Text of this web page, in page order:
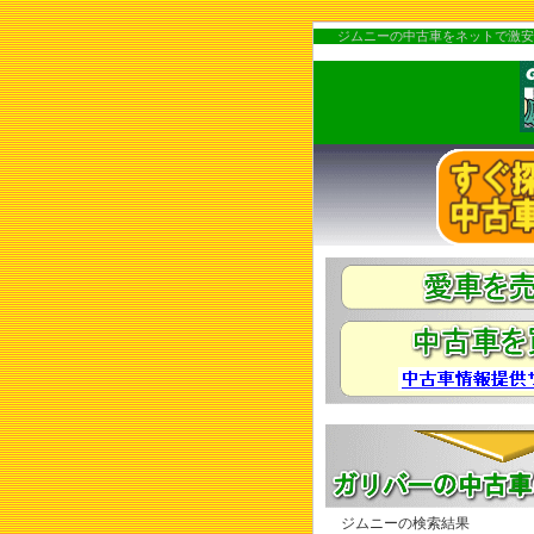
ジムニーの中古車をネットで激
ジムニーの検索結果